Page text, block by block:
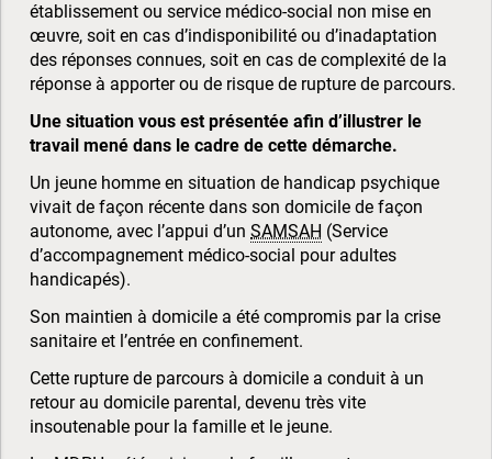
établissement ou service médico-social non mise en
œuvre, soit en cas d’indisponibilité ou d’inadaptation
des réponses connues, soit en cas de complexité de la
réponse à apporter ou de risque de rupture de parcours.
Une situation vous est présentée afin d’illustrer le
travail mené dans le cadre de cette démarche.
Un jeune homme en situation de handicap psychique
vivait de façon récente dans son domicile de façon
autonome, avec l’appui d’un SAMSAH (Service
d’accompagnement médico-social pour adultes
handicapés).
Son maintien à domicile a été compromis par la crise
sanitaire et l’entrée en confinement.
Cette rupture de parcours à domicile a conduit à un
retour au domicile parental, devenu très vite
insoutenable pour la famille et le jeune.